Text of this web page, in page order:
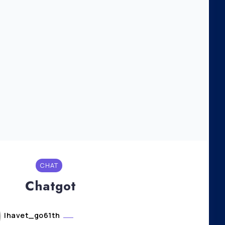
CHAT
Chatgot
lhavet_go61th